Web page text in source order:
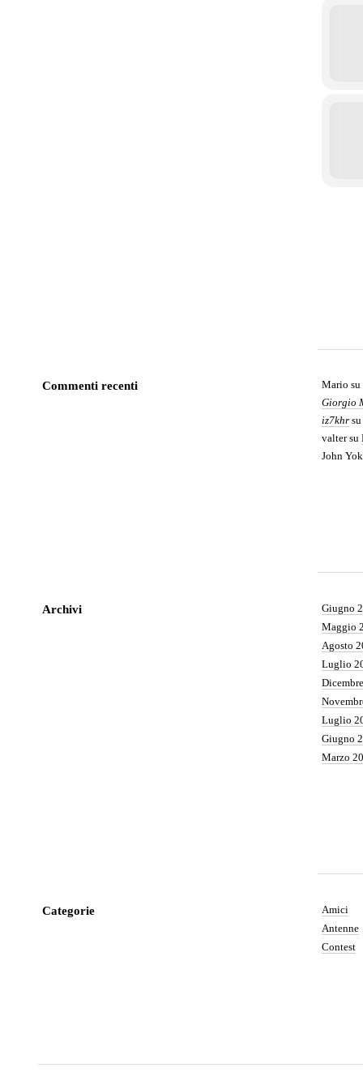
Commenti recenti Mario su
Giorgio
iz7khr su
valtersu
John
Archivi
Giugno
Maggio
Agosto
Luglio
Luglio
Giugno
Marzo
Categorie
Amici
Antenne
Contest